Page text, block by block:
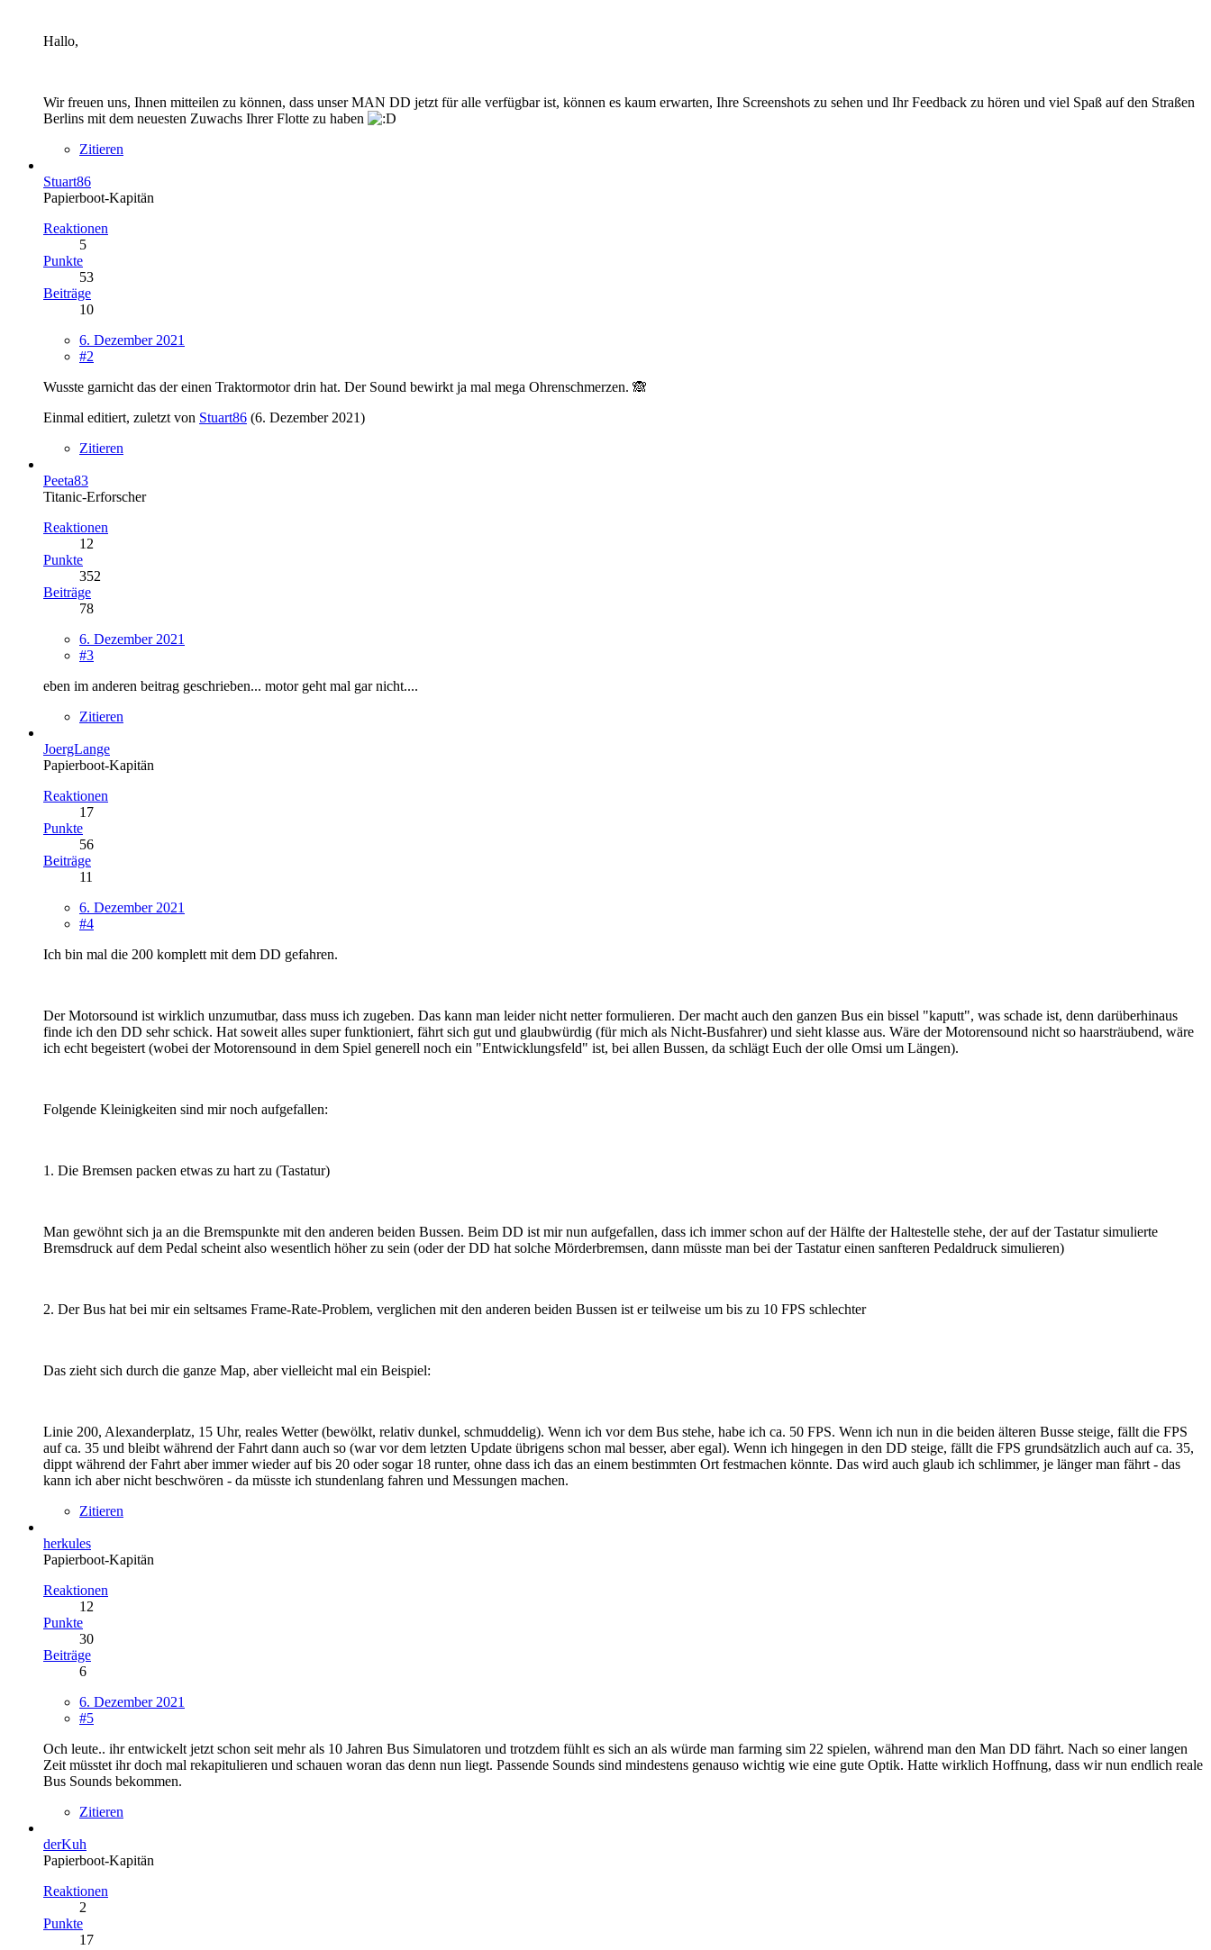
Hallo,
Wir freuen uns, Ihnen mitteilen zu können, dass unser MAN DD jetzt für alle verfügbar ist, können es kaum erwarten, Ihre Screenshots zu sehen und Ihr Feedback zu hören und viel Spaß auf den Straßen
Berlins mit dem neuesten Zuwachs Ihrer Flotte zu haben
Zitieren
Stuart86
Papierboot-Kapitän
Reaktionen
5
Punkte
53
Beiträge
10
6. Dezember 2021
#2
Wusste garnicht das der einen Traktormotor drin hat. Der Sound bewirkt ja mal mega Ohrenschmerzen. 🙈
Einmal editiert, zuletzt von Stuart86 (6. Dezember 2021)
Zitieren
Peeta83
Titanic-Erforscher
Reaktionen
12
Punkte
352
Beiträge
78
6. Dezember 2021
#3
eben im anderen beitrag geschrieben... motor geht mal gar nicht....
Zitieren
JoergLange
Papierboot-Kapitän
Reaktionen
17
Punkte
56
Beiträge
11
6. Dezember 2021
#4
Ich bin mal die 200 komplett mit dem DD gefahren.
Der Motorsound ist wirklich unzumutbar, dass muss ich zugeben. Das kann man leider nicht netter formulieren. Der macht auch den ganzen Bus ein bissel "kaputt", was schade ist, denn darüberhinaus
finde ich den DD sehr schick. Hat soweit alles super funktioniert, fährt sich gut und glaubwürdig (für mich als Nicht-Busfahrer) und sieht klasse aus. Wäre der Motorensound nicht so haarsträubend, wäre
ich echt begeistert (wobei der Motorensound in dem Spiel generell noch ein "Entwicklungsfeld" ist, bei allen Bussen, da schlägt Euch der olle Omsi um Längen).
Folgende Kleinigkeiten sind mir noch aufgefallen:
1. Die Bremsen packen etwas zu hart zu (Tastatur)
Man gewöhnt sich ja an die Bremspunkte mit den anderen beiden Bussen. Beim DD ist mir nun aufgefallen, dass ich immer schon auf der Hälfte der Haltestelle stehe, der auf der Tastatur simulierte
Bremsdruck auf dem Pedal scheint also wesentlich höher zu sein (oder der DD hat solche Mörderbremsen, dann müsste man bei der Tastatur einen sanfteren Pedaldruck simulieren)
2. Der Bus hat bei mir ein seltsames Frame-Rate-Problem, verglichen mit den anderen beiden Bussen ist er teilweise um bis zu 10 FPS schlechter
Das zieht sich durch die ganze Map, aber vielleicht mal ein Beispiel:
Linie 200, Alexanderplatz, 15 Uhr, reales Wetter (bewölkt, relativ dunkel, schmuddelig). Wenn ich vor dem Bus stehe, habe ich ca. 50 FPS. Wenn ich nun in die beiden älteren Busse steige, fällt die FPS
auf ca. 35 und bleibt während der Fahrt dann auch so (war vor dem letzten Update übrigens schon mal besser, aber egal). Wenn ich hingegen in den DD steige, fällt die FPS grundsätzlich auch auf ca. 35,
dippt während der Fahrt aber immer wieder auf bis 20 oder sogar 18 runter, ohne dass ich das an einem bestimmten Ort festmachen könnte. Das wird auch glaub ich schlimmer, je länger man fährt - das
kann ich aber nicht beschwören - da müsste ich stundenlang fahren und Messungen machen.
Zitieren
herkules
Papierboot-Kapitän
Reaktionen
12
Punkte
30
Beiträge
6
6. Dezember 2021
#5
Och leute.. ihr entwickelt jetzt schon seit mehr als 10 Jahren Bus Simulatoren und trotzdem fühlt es sich an als würde man farming sim 22 spielen, während man den Man DD fährt. Nach so einer langen
Zeit müsstet ihr doch mal rekapitulieren und schauen woran das denn nun liegt. Passende Sounds sind mindestens genauso wichtig wie eine gute Optik. Hatte wirklich Hoffnung, dass wir nun endlich reale
Bus Sounds bekommen.
Zitieren
derKuh
Papierboot-Kapitän
Reaktionen
2
Punkte
17